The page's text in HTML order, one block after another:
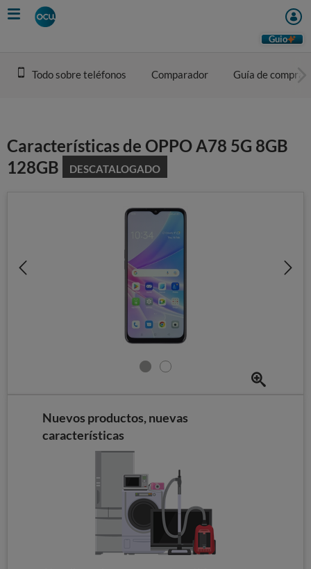
Skip
to
Guio
Todo sobre teléfonos Comparador Guía de compra
Características de OPPO A78 5G 8GB
128GB
DESCATALOGADO
Nuevos productos, nuevas
características